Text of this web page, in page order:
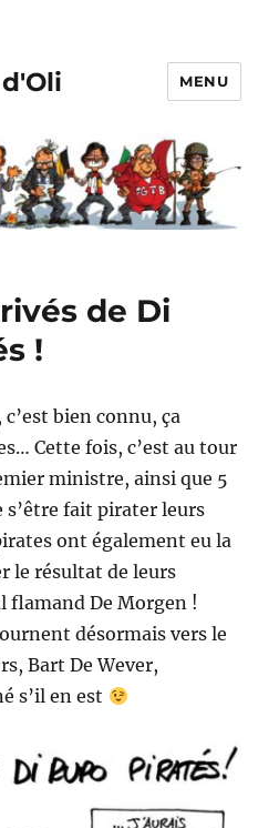
MENU
de Di
!
bien connu, ça
Cette fois, c’est au tour
ministre, ainsi que 5
s’être fait pirater leurs
ont également eu la
le résultat de leurs
flamand De Morgen !
désormais vers le
Bart De Wever,
s’il en est